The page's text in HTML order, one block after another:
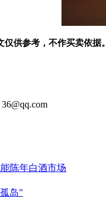
供参考，不作买卖依据。
陈年白酒市场
岛”